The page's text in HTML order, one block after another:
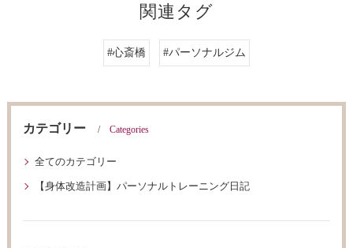
関連タグ
#心斎橋 #パーソナルジム
カテゴリー Categories
全てのカテゴリー
【身体改造計画】パーソナルトレーニング日記